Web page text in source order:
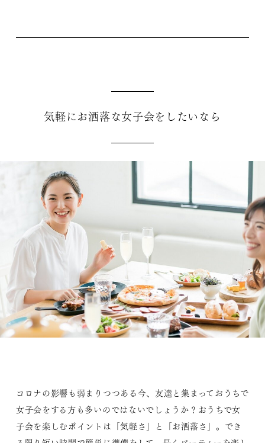
気軽にお洒落な女子会をしたいなら
コロナの影響も弱まりつつある今、友達と集まっておうちで
女子会をする方も多いのではないでしょうか？おうちで女
子会を楽しむポイントは「気軽さ」と「お洒落さ」。でき